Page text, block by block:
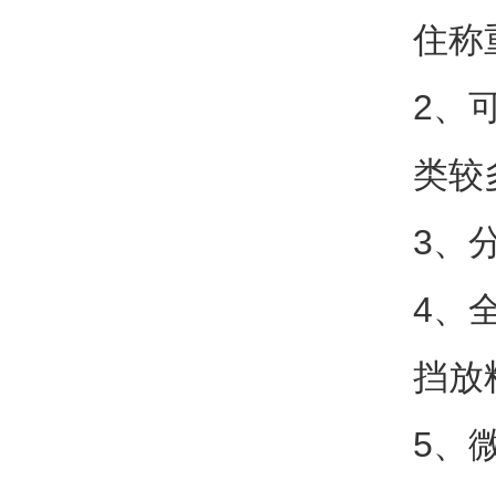
住称
2、
类较
3、
4、
挡放
5、